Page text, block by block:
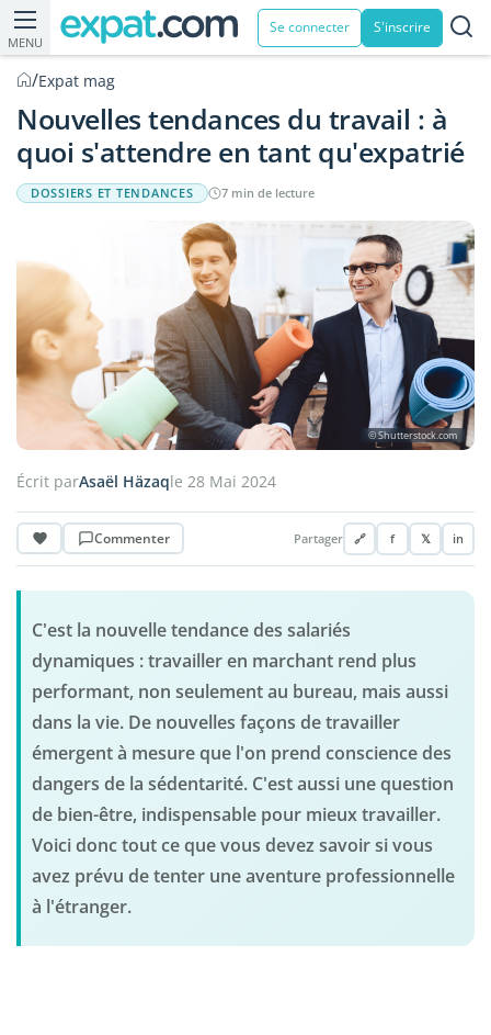
MENU
Se connecter S'inscrire
/Expat mag
Nouvelles tendances du travail : à
quoi s'attendre en tant qu'expatrié
DOSSIERS ET TENDANCES 7 min de lecture
© Shutterstock.com
Écrit parAsaël Häzaqle 28 Mai 2024
Commenter Partager 🔗 f 𝕏 in
C'est la nouvelle tendance des salariés
dynamiques : travailler en marchant rend plus
performant, non seulement au bureau, mais aussi
dans la vie. De nouvelles façons de travailler
émergent à mesure que l'on prend conscience des
dangers de la sédentarité. C'est aussi une question
de bien-être, indispensable pour mieux travailler.
Voici donc tout ce que vous devez savoir si vous
avez prévu de tenter une aventure professionnelle
à l'étranger.